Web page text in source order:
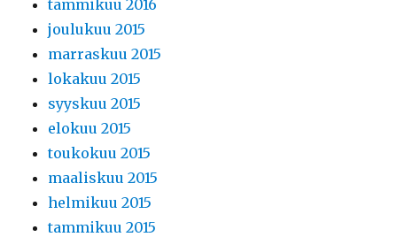
tammikuu 2016
joulukuu 2015
marraskuu 2015
lokakuu 2015
syyskuu 2015
elokuu 2015
toukokuu 2015
maaliskuu 2015
helmikuu 2015
tammikuu 2015